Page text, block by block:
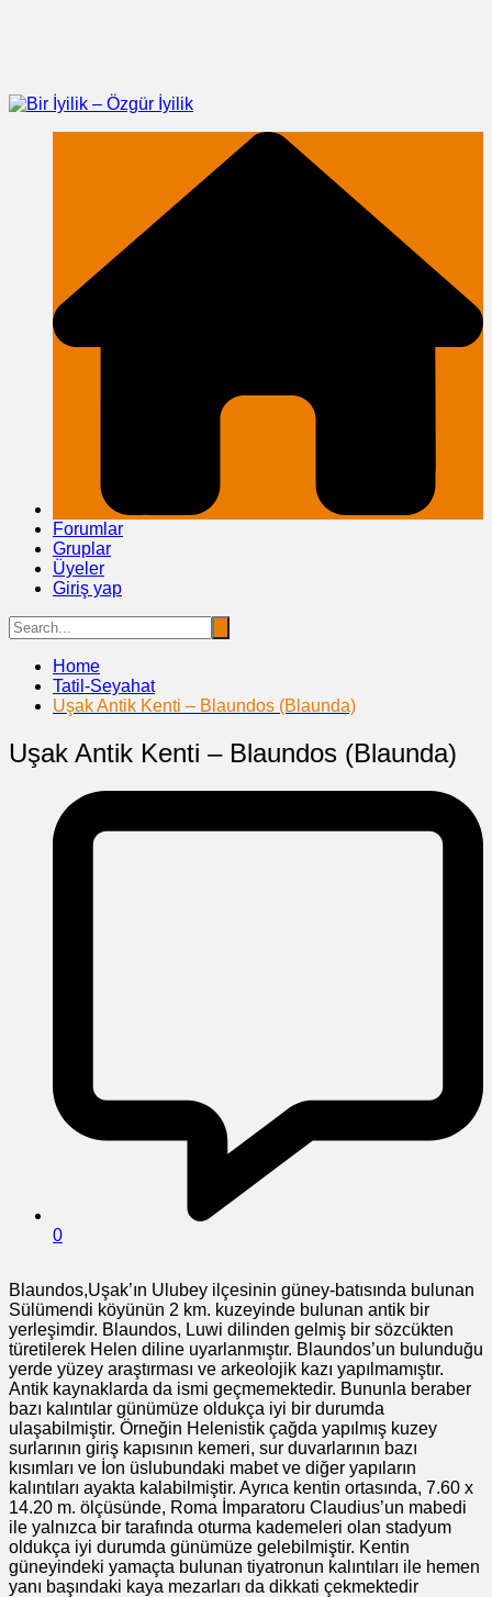
Forumlar
Gruplar
Üyeler
Giriş yap
Home
Tatil-Seyahat
Uşak Antik Kenti – Blaundos (Blaunda)
Uşak Antik Kenti – Blaundos (Blaunda)
0
Blaundos,Uşak’ın Ulubey ilçesinin güney-batısında bulunan
Sülümendi köyünün 2 km. kuzeyinde bulunan antik bir
yerleşimdir. Blaundos, Luwi dilinden gelmiş bir sözcükten
türetilerek Helen diline uyarlanmıştır. Blaundos’un bulunduğu
yerde yüzey araştırması ve arkeolojik kazı yapılmamıştır.
Antik kaynaklarda da ismi geçmemektedir. Bununla beraber
bazı kalıntılar günümüze oldukça iyi bir durumda
ulaşabilmiştir. Örneğin Helenistik çağda yapılmış kuzey
surlarının giriş kapısının kemeri, sur duvarlarının bazı
kısımları ve İon üslubundaki mabet ve diğer yapıların
kalıntıları ayakta kalabilmiştir. Ayrıca kentin ortasında, 7.60 x
14.20 m. ölçüsünde, Roma İmparatoru Claudius’un mabedi
ile yalnızca bir tarafında oturma kademeleri olan stadyum
oldukça iyi durumda günümüze gelebilmiştir. Kentin
güneyindeki yamaçta bulunan tiyatronun kalıntıları ile hemen
yanı başındaki kaya mezarları da dikkati çekmektedir